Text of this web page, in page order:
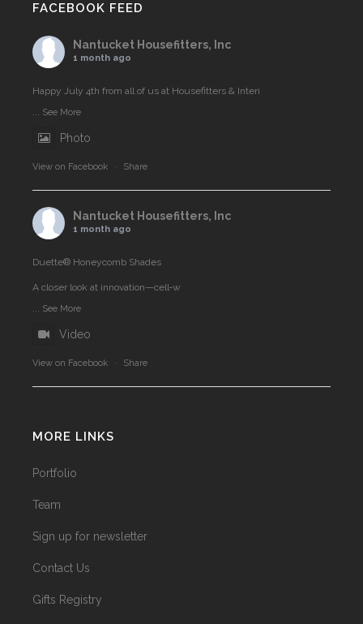
FACEBOOK FEED
Nantucket Housefitters, Inc
1 month ago
Happy July 4th from all of us at Housefitters & Interi
... See More
Photo
View on Facebook · Share
Nantucket Housefitters, Inc
1 month ago
Duette® Honeycomb Shades
A closer look at innovation—cell‑w
... See More
Video
View on Facebook · Share
MORE LINKS
Portfolio
Team
Sign up for newsletter
Contact Us
Gifts Registry